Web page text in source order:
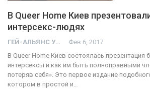
В Queer Home Киев
интерсекс-людях
ГЕЙ-АЛЬЯНС УКРАИНА Фев 6, 2017
В Queer Home Киев состоялась
интерсексы и как им быть полноправными
потеряв себя». Это первое издание
котором в простой и…